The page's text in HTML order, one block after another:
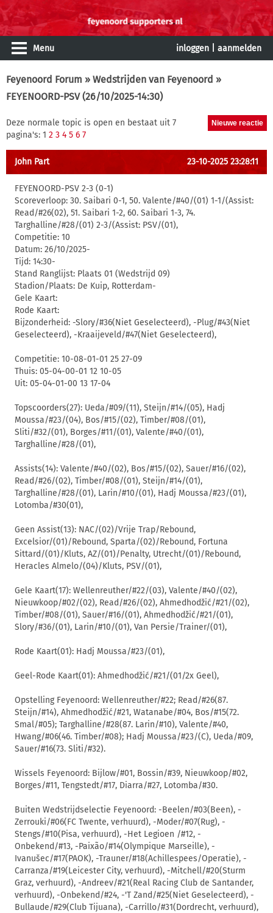
Menu inloggen aanmelden
Feyenoord Forum » Wedstrijden van Feyenoord »
FEYENOORD-PSV (26/10/2025-14:30)
Deze normale topic is open en bestaat uit 7
pagina's: 1 2 3 4 5 6 7
John Part 23-10-2025 23:28:11
FEYENOORD-PSV 2-3 (0-1)
Scoreverloop: 30. Saibari 0-1, 50. Valente/#40/(01) 1-1/(Assist:
Read/#26(02), 51. Saibari 1-2, 60. Saibari 1-3, 74.
Targhalline/#28/(01) 2-3/(Assist: PSV/(01),
Competitie: 10
Datum: 26/10/2025-
Tijd: 14:30-
Stand Ranglijst: Plaats 01 (Wedstrijd 09)
Stadion/Plaats: De Kuip, Rotterdam-
Gele Kaart:
Rode Kaart:
Bijzonderheid: -Slory/#36(Niet Geselecteerd), -Plug/#43(Niet
Geselecteerd), -Kraaijeveld/#47(Niet Geselecteerd),
Competitie: 10-08-01-01 25 27-09
Thuis: 05-04-00-01 12 10-05
Uit: 05-04-01-00 13 17-04
Topscoorders(27): Ueda/#09/(11), Steijn/#14/(05), Hadj
Moussa/#23/(04), Bos/#15/(02), Timber/#08/(01),
Sliti/#32/(01), Borges/#11/(01), Valente/#40/(01),
Targhalline/#28/(01),
Assists(14): Valente/#40/(02), Bos/#15/(02), Sauer/#16/(02),
Read/#26/(02), Timber/#08/(01), Steijn/#14/(01),
Targhalline/#28/(01), Larin/#10/(01), Hadj Moussa/#23/(01),
Lotomba/#30(01),
Geen Assist(13): NAC/(02)/Vrije Trap/Rebound,
Excelsior/(01)/Rebound, Sparta/(02)/Rebound, Fortuna
Sittard/(01)/Kluts, AZ/(01)/Penalty, Utrecht/(01)/Rebound,
Heracles Almelo/(04)/Kluts, PSV/(01),
Gele Kaart(17): Wellenreuther/#22/(03), Valente/#40/(02),
Nieuwkoop/#02/(02), Read/#26/(02), Ahmedhodžić/#21/(02),
Timber/#08/(01), Sauer/#16/(01), Ahmedhodžić/#21/(01),
Slory/#36/(01), Larin/#10/(01), Van Persie/Trainer/(01),
Rode Kaart(01): Hadj Moussa/#23/(01),
Geel-Rode Kaart(01): Ahmedhodžić/#21/(01/2x Geel),
Opstelling Feyenoord: Wellenreuther/#22; Read/#26(87.
Steijn/#14), Ahmedhodžić/#21, Watanabe/#04, Bos/#15(72.
Smal/#05); Targhalline/#28(87. Larin/#10), Valente/#40,
Hwang/#06(46. Timber/#08); Hadj Moussa/#23/(C), Ueda/#09,
Sauer/#16(73. Sliti/#32).
Wissels Feyenoord: Bijlow/#01, Bossin/#39, Nieuwkoop/#02,
Borges/#11, Tengstedt/#17, Diarra/#27, Lotomba/#30.
Buiten Wedstrijdselectie Feyenoord: -Beelen/#03(Been), -
Zerrouki/#06(FC Twente, verhuurd), -Moder/#07(Rug), -
Stengs/#10(Pisa, verhuurd), -Het Legioen /#12, -
Onbekend/#13, -Paixão/#14(Olympique Marseille), -
Ivanušec/#17(PAOK), -Trauner/#18(Achillespees/Operatie), -
Carranza/#19(Leicester City, verhuurd), -Mitchell/#20(Sturm
Graz, verhuurd), -Andreev/#21(Real Racing Club de Santander,
verhuurd), -Onbekend/#24, -'T Zand/#25(Niet Geselecteerd), -
Bullaude/#29(Club Tijuana), -Carrillo/#31(Dordrecht, verhuurd),